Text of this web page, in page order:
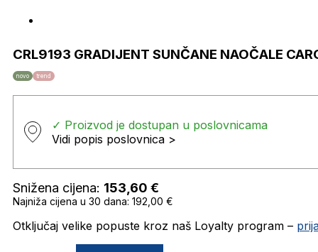
CRL9193 GRADIJENT SUNČANE NAOČALE
novo trend
✓ Proizvod je dostupan u poslovnicama
Vidi popis poslovnica >
Snižena cijena: 153,60 €
Najniža cijena u 30 dana: 192,00 €
Otključaj velike popuste kroz naš Loyalty program –